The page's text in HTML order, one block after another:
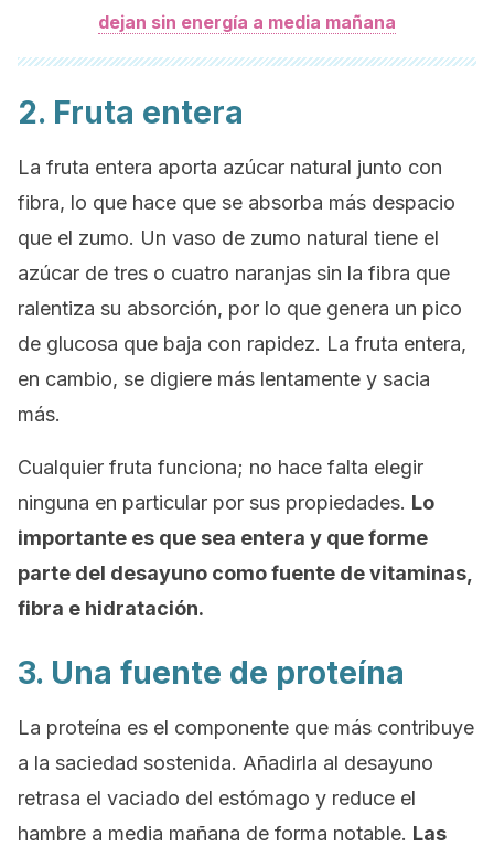
dejan sin energía a media mañana
2. Fruta entera
La fruta entera aporta azúcar natural junto con
fibra, lo que hace que se absorba más despacio
que el zumo. Un vaso de zumo natural tiene el
azúcar de tres o cuatro naranjas sin la fibra que
ralentiza su absorción, por lo que genera un pico
de glucosa que baja con rapidez. La fruta entera,
en cambio, se digiere más lentamente y sacia
más.
Cualquier fruta funciona; no hace falta elegir
ninguna en particular por sus propiedades. Lo
importante es que sea entera y que forme
parte del desayuno como fuente de vitaminas,
fibra e hidratación.
3. Una fuente de proteína
La proteína es el componente que más contribuye
a la saciedad sostenida. Añadirla al desayuno
retrasa el vaciado del estómago y reduce el
hambre a media mañana de forma notable. Las